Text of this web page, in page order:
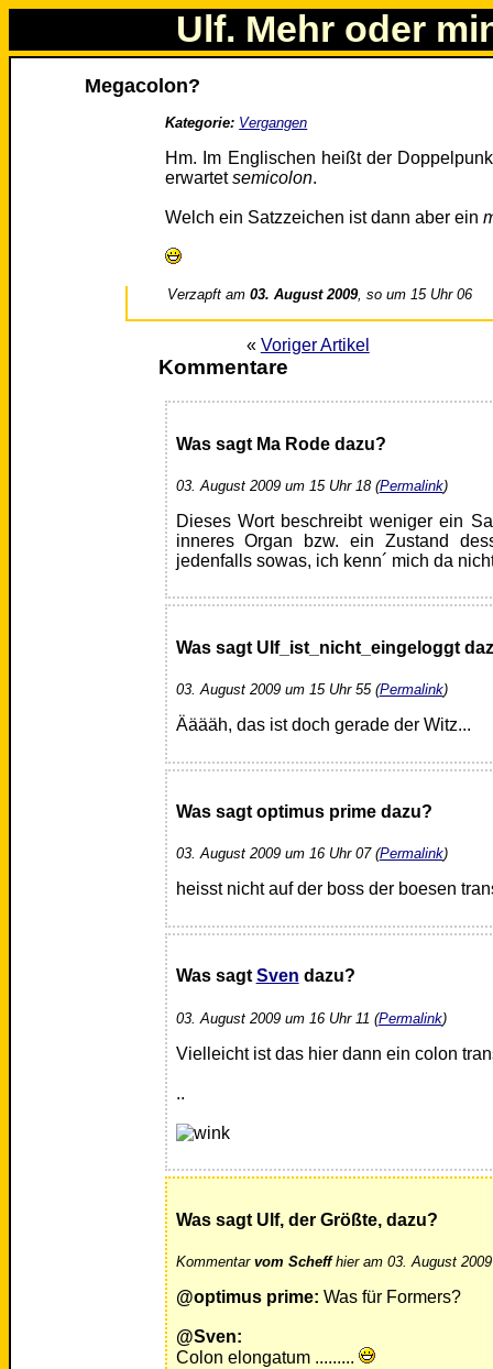
Ulf. Mehr oder
Megacolon?
Kategorie: Vergangen
Hm. Im Englischen heißt der
erwartetsemicolon.
Welch ein Satzzeichen ist dann aber ein
Verzapft am03. August 2009, so um 15 Uhr 06
« Voriger Artikel
Kommentare
Was sagt Ma Rode dazu?
03. August 2009 um 15 Uhr 18 (Permalink)
Dieses Wort beschreibt weniger ein
inneres Organ bzw. ein Zustand
jedenfalls sowas, ich kenn´ mich da
Was sagt Ulf_ist_nicht_eingeloggt
03. August 2009 um 15 Uhr 55 (Permalink)
Ääääh, das ist doch gerade der Witz...
Was sagt optimus prime dazu?
03. August 2009 um 16 Uhr 07 (Permalink)
heisst nicht auf der boss der boesen
Was sagt Sven dazu?
03. August 2009 um 16 Uhr 11 (Permalink)
Vielleicht ist das hier dann ein colon
..
Was sagt Ulf, der Größte, dazu?
Kommentar vom Scheffhier am 03. August
@optimus prime: Was für Formers?
@Sven:
Colon elongatum .........